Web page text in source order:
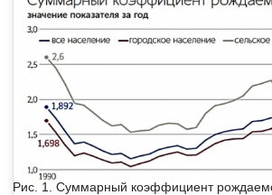
Рис. 1. Суммарный коэффициент